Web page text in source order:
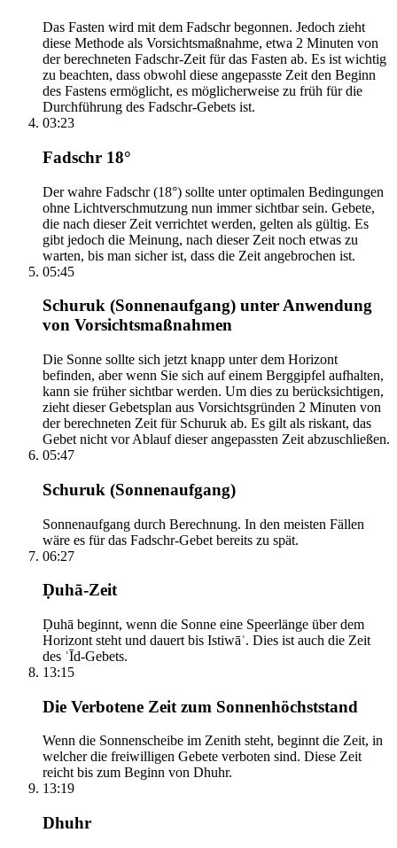
Das Fasten wird mit dem Fadschr begonnen. Jedoch zieht
diese Methode als Vorsichtsmaßnahme, etwa 2 Minuten von
der berechneten Fadschr-Zeit für das Fasten ab. Es ist wichtig
zu beachten, dass obwohl diese angepasste Zeit den Beginn
des Fastens ermöglicht, es möglicherweise zu früh für die
Durchführung des Fadschr-Gebets ist.
03:23
Fadschr 18°
Der wahre Fadschr (18°) sollte unter optimalen Bedingungen
ohne Lichtverschmutzung nun immer sichtbar sein. Gebete,
die nach dieser Zeit verrichtet werden, gelten als gültig. Es
gibt jedoch die Meinung, nach dieser Zeit noch etwas zu
warten, bis man sicher ist, dass die Zeit angebrochen ist.
05:45
Schuruk (Sonnenaufgang) unter Anwendung
von Vorsichtsmaßnahmen
Die Sonne sollte sich jetzt knapp unter dem Horizont
befinden, aber wenn Sie sich auf einem Berggipfel aufhalten,
kann sie früher sichtbar werden. Um dies zu berücksichtigen,
zieht dieser Gebetsplan aus Vorsichtsgründen 2 Minuten von
der berechneten Zeit für Schuruk ab. Es gilt als riskant, das
Gebet nicht vor Ablauf dieser angepassten Zeit abzuschließen.
05:47
Schuruk (Sonnenaufgang)
Sonnenaufgang durch Berechnung. In den meisten Fällen
wäre es für das Fadschr-Gebet bereits zu spät.
06:27
Ḍuhā-Zeit
Ḍuhā beginnt, wenn die Sonne eine Speerlänge über dem
Horizont steht und dauert bis Istiwāʾ. Dies ist auch die Zeit
des ʿĪd-Gebets.
13:15
Die Verbotene Zeit zum Sonnenhöchststand
Wenn die Sonnenscheibe im Zenith steht, beginnt die Zeit, in
welcher die freiwilligen Gebete verboten sind. Diese Zeit
reicht bis zum Beginn von Dhuhr.
13:19
Dhuhr